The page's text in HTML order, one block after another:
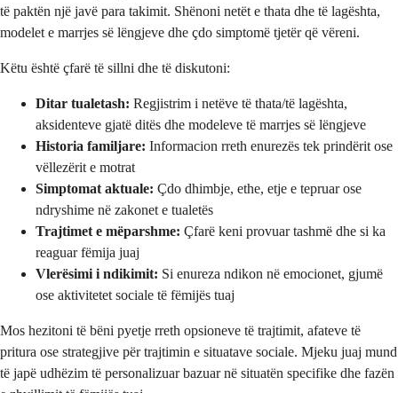
të paktën një javë para takimit. Shënoni netët e thata dhe të lagështa,
modelet e marrjes së lëngjeve dhe çdo simptomë tjetër që vëreni.
Këtu është çfarë të sillni dhe të diskutoni:
Ditar tualetash: Regjistrim i netëve të thata/të lagështa,
aksidenteve gjatë ditës dhe modeleve të marrjes së lëngjeve
Historia familjare: Informacion rreth enurezës tek prindërit ose
vëllezërit e motrat
Simptomat aktuale: Çdo dhimbje, ethe, etje e tepruar ose
ndryshime në zakonet e tualetës
Trajtimet e mëparshme: Çfarë keni provuar tashmë dhe si ka
reaguar fëmija juaj
Vlerësimi i ndikimit: Si enureza ndikon në emocionet, gjumë
ose aktivitetet sociale të fëmijës tuaj
Mos hezitoni të bëni pyetje rreth opsioneve të trajtimit, afateve të
pritura ose strategjive për trajtimin e situatave sociale. Mjeku juaj mund
të japë udhëzim të personalizuar bazuar në situatën specifike dhe fazën